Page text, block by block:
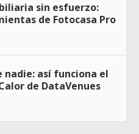
sin esfuerzo:
de Fotocasa Pro
nadie: así funciona el
de DataVenues